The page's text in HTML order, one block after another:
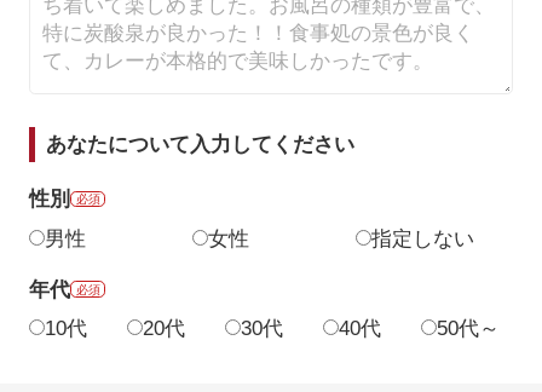
あなたについて入力してください
性別 必須
男性 女性 指定しない
年代 必須
10代 20代 30代 40代 50代～